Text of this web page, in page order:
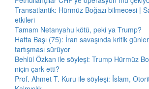
Transatlantik: Hürmüz Boğazı bilmecesi |
etkileri
Tamam Netanyahu kötü, peki ya Trump?
Hafta Başı (75): İran savaşında kritik günler
tartışması sürüyor
Behlül Özkan ile söyleşi: Trump Hürmüz
niçin çark etti?
Prof. Ahmet T. Kuru ile söyleşi: İslam,